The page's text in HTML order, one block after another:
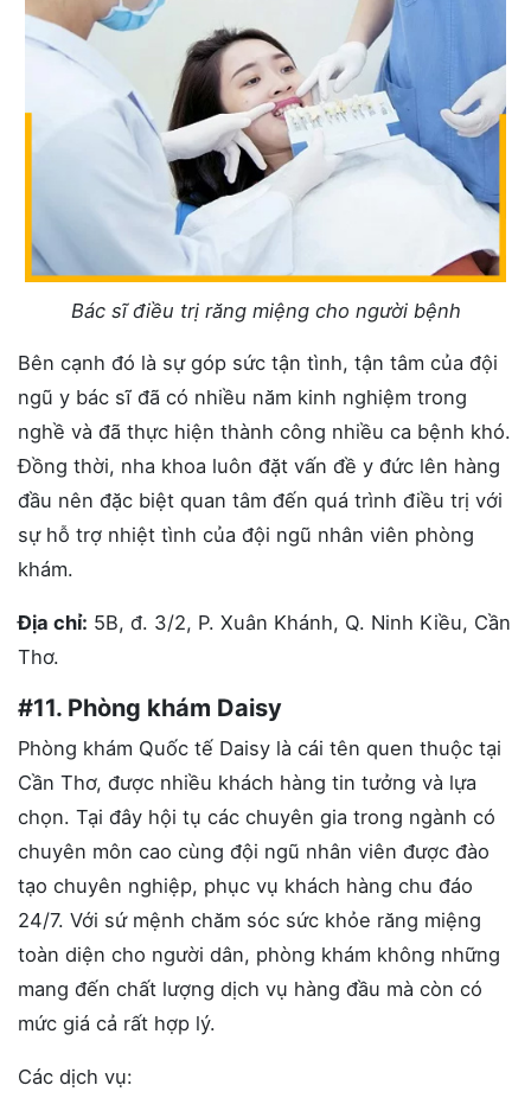
Bác sĩ điều trị răng miệng cho người bệnh
Bên cạnh đó là sự góp sức tận tình, tận tâm của đội
ngũ y bác sĩ đã có nhiều năm kinh nghiệm trong
nghề và đã thực hiện thành công nhiều ca bệnh khó.
Đồng thời, nha khoa luôn đặt vấn đề y đức lên hàng
đầu nên đặc biệt quan tâm đến quá trình điều trị với
sự hỗ trợ nhiệt tình của đội ngũ nhân viên phòng
khám.
Địa chỉ: 5B, đ. 3/2, P. Xuân Khánh, Q. Ninh Kiều, Cần
Thơ.
#11. Phòng khám Daisy
Phòng khám Quốc tế Daisy là cái tên quen thuộc tại
Cần Thơ, được nhiều khách hàng tin tưởng và lựa
chọn. Tại đây hội tụ các chuyên gia trong ngành có
chuyên môn cao cùng đội ngũ nhân viên được đào
tạo chuyên nghiệp, phục vụ khách hàng chu đáo
24/7. Với sứ mệnh chăm sóc sức khỏe răng miệng
toàn diện cho người dân, phòng khám không những
mang đến chất lượng dịch vụ hàng đầu mà còn có
mức giá cả rất hợp lý.
Các dịch vụ: